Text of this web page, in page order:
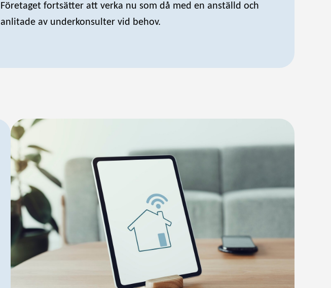
Företaget fortsätter att verka nu som då med en anställd och
anlitade av underkonsulter vid behov.